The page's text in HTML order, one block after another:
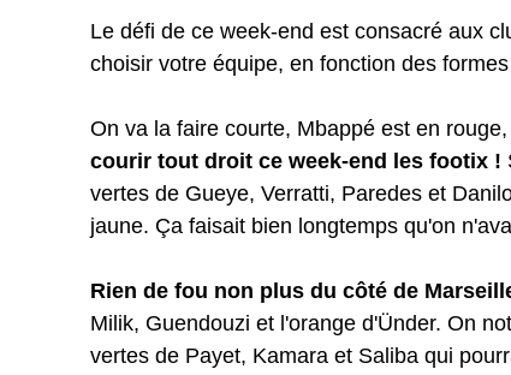
Le défi de ce week-end est consacré aux
choisir votre équipe, en fonction des
On va la faire courte, Mbappé est en
courir tout droit ce week-end les footix !
vertes de Gueye, Verratti, Paredes et
jaune. Ça faisait bien longtemps qu'on
Rien de fou non plus du côté de
Milik, Guendouzi et l'orange d'Ünder. On
vertes de Payet, Kamara et Saliba qui